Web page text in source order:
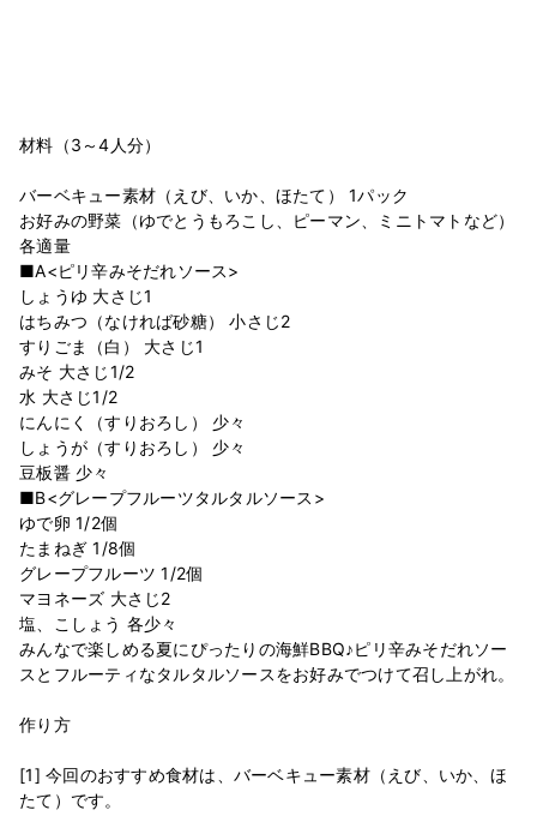
材料（3～4人分）
バーベキュー素材（えび、いか、ほたて） 1パック
お好みの野菜（ゆでとうもろこし、ピーマン、ミニトマトなど）
各適量
■A<ピリ辛みそだれソース>
しょうゆ 大さじ1
はちみつ（なければ砂糖） 小さじ2
すりごま（白） 大さじ1
みそ 大さじ1/2
水 大さじ1/2
にんにく（すりおろし） 少々
しょうが（すりおろし） 少々
豆板醤 少々
■B<グレープフルーツタルタルソース>
ゆで卵 1/2個
たまねぎ 1/8個
グレープフルーツ 1/2個
マヨネーズ 大さじ2
塩、こしょう 各少々
みんなで楽しめる夏にぴったりの海鮮BBQ♪ピリ辛みそだれソー
スとフルーティなタルタルソースをお好みでつけて召し上がれ。
作り方
[1] 今回のおすすめ食材は、バーベキュー素材（えび、いか、ほ
たて）です。